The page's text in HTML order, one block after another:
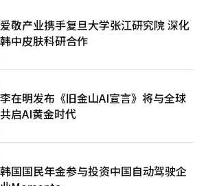
爱敬产业携手复旦大学张江研究院 深化
韩中皮肤科研合作
李在明发布《旧金山AI宣言》将与全球
共启AI黄金时代
韩国国民年金参与投资中国自动驾驶企